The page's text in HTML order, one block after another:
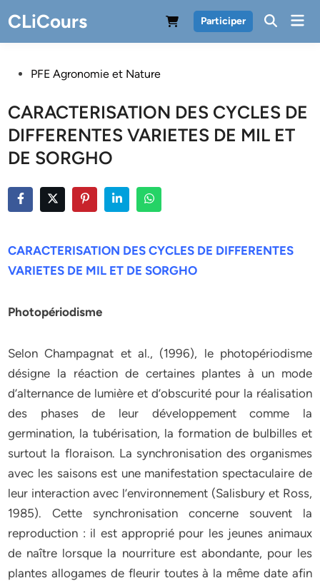
to
content
CLiCours Participer
PostedPFE Agronomie et Nature
CARACTERISATION DES CYCLES DE
DIFFERENTES VARIETES DE MIL ET
DE SORGHO
CARACTERISATION DES CYCLES DE DIFFERENTES
VARIETES DE MIL ET DE SORGHO
Photopériodisme
Selon Champagnat et al., (1996), le photopériodisme
désigne la réaction de certaines plantes à un mode
d’alternance de lumière et d’obscurité pour la réalisation
des phases de leur développement comme la
germination, la tubérisation, la formation de bulbilles et
surtout la floraison. La synchronisation des organismes
avec les saisons est une manifestation spectaculaire de
leur interaction avec l’environnement (Salisbury et Ross,
1985). Cette synchronisation concerne souvent la
reproduction : il est approprié pour les jeunes animaux
de naître lorsque la nourriture est abondante, pour les
plantes allogames de fleurir toutes à la même date afin